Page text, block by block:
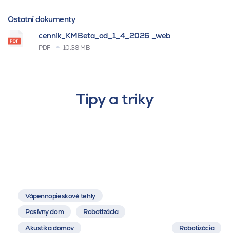
Ostatní dokumenty
cenník_KMBeta_od_1_4_2026 _web
PDF 10.38 MB
Tipy a triky
Vápennopieskové tehly
Pasívny dom
Robotizácia
Akustika domov
Robotizácia